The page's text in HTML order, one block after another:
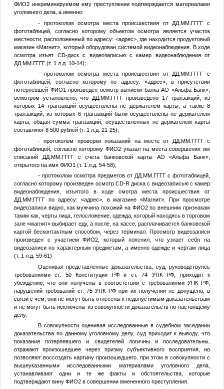
ФИО2инкриминируемом ему преступлении подтверждается материалами
уголовного дела, а именно:
- протоколом осмотра места происшествия от ДД.ММ.ГГГГ с
фототаблицей, согласно которому объектом осмотра является участок
местности, расположенный по адресу: <адрес>, где находится продуктовый
магазин «Магнит», который оборудован системой видеонаблюдения. В ходе
осмотра изъят CD-диск с видеозаписью с камер видеонаблюдения от
ДД.ММ.ГГГГ(т. 1 л.д. 10-14);
- протоколом осмотра места происшествия от ДД.ММ.ГГГГ с
фототаблицей, согласно которому по адресу: <адрес>, в присутствии
потерпевшей ФИО1 произведен осмотр выписки банка АО «Альфа Банк»,
осмотром установлено, что
ДД.ММ.ГГГГпроизведено 17 транзакций, из
которых 14 транзакций осуществлены не держателем карты, а также 8
транзакций, из которых 6 транзакций были осуществлены не держателем
карты, общая сумма транзакций, осуществлённых не держателем карты
составляют 8 500 рублей (т. 1 л.д. 21-25);
- протоколом проверки показаний на месте от
ДД.ММ.ГГГГс
фототаблицей, согласно которомуФИО2 указал на места совершения им
списаний
ДД.ММ.ГГГГс счета банковской карты АО «Альфа Банк»,
открытого на имя ФИО1 (т. 1 л.д. 54-58);
- протоколом осмотра предметов от ДД.ММ.ГГГГ с фототаблицей,
согласно которому произведен осмотр CD-R диска с видеозаписью с камер
видеонаблюдения, изъятого в ходе смотра места происшествия от
ДД.ММ.ГГГГпо адресу: <адрес>, в магазине «Магнит». При просмотре
видеозаписи видно, как мужчина похожий на ФИО2по внешним признакам
таким как, черты лица, телосложение, одежда, который находясь в торговом
зале «магнит» выбирает еду, а после, на кассе, расплачивается банковской
картой бесконтактным способом, через терминал. Просмотр видеозаписи
произведен с участиемФИО2 , который пояснил, что узнает себя на
видеозаписи по характерным предметам, а именно одежде и чертам лица
(т. 1 л.д. 59-61)
Оценивая представленные доказательства, суд, руководствуясь
требованиями ст. 50 Конституции РФ и ст. 74 УПК РФ, приходит к
убеждению, что они получены в соответствии с требованиями УПК РФ,
нарушений требований ст. 75 УПК РФ при их получении не допущено, в
связи с чем, они не могут быть отнесены к недопустимым доказательствам
и не могут быть исключены из совокупности доказательств по настоящему
делу.
В совокупности оценивая исследованные в судебном заседании
доказательства по данному уголовному делу, суд приходит к выводу, что
показания потерпевшего и свидетелей логичны и последовательны,
отражают произошедшее через призму субъективного восприятия, но
позволяют воссоздать картину произошедшего, при этом в совокупности с
вышеуказанными исследованными материалами уголовного дела,
устанавливают одни и те же факты и обстоятельства, которые
подтверждают вину ФИО2в совершении вмененного преступления.